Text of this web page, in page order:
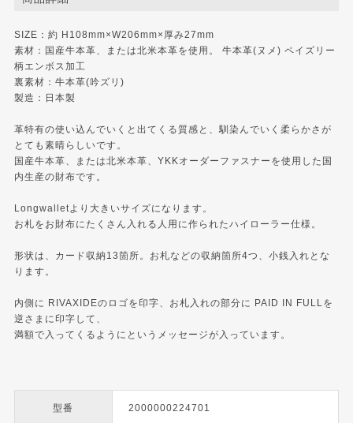
SIZE：約 H108mm×W206mm×厚み27mm
素材：国産牛本革、または北米本革を使用。 牛本革(ヌメ) ペイズリー
柄エンボス加工
裏素材：牛本革(吟ズリ)
製造：日本製
革特有の使い込んでいくと出てくる質感と、馴染んでいく柔らかさが
とても素晴らしいです。
国産牛本革、または北米本革、YKKオーダーファスナーを使用した国
内生産の財布です。
Longwalletより大きいサイズになります。
お札をお財布にたくさん入れる人用に作られたハイローラー仕様。
形状は、カード収納13箇所。お札などの収納箇所4つ、小銭入れとな
ります。
内側に RIVAXIDEのロゴを印字、お札入れの部分に PAID IN FULLを
逆さまに印字して、
満額で入ってくるようにというメッセージが入っています。
型番 2000000224701